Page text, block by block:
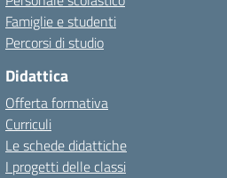
Famiglie e studenti
Percorsi di studio
Didattica
Offerta formativa
Curriculi
Le schede didattiche
I progetti delle classi